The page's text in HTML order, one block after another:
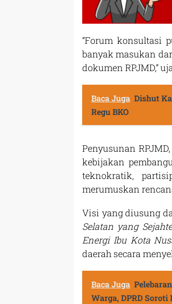
“Forum konsultasi
banyak masukan
dokumen RPJMD,”
Baca Juga Dishut
Regu BKO
Penyusunan
kebijakan
teknokratik,
merumuskan
Visi yang diusung
Selatan yang
Energi Ibu Kota
daerah secara
Baca Juga
Warga, DPRD Soroti